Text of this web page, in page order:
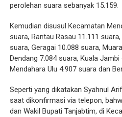
perolehan suara sebanyak 15.159.
Kemudian disusul Kecamatan
suara, Rantau Rasau 11.111
suara, Geragai 10.088 suara,
Dendang 7.084 suara, Kuala Jambi
Mendahara Ulu 4.907 suara dan
Seperti yang dikatakan Syahnul
saat dikonfirmasi via telepon,
dan Wakil Bupati Tanjabtim, di